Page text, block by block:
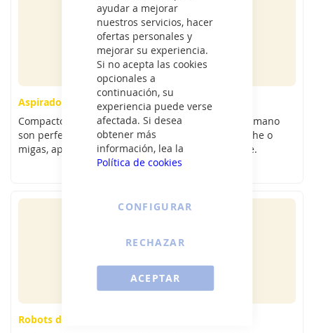
ayudar a mejorar
nuestros servicios, hacer
ofertas personales y
mejorar su experiencia.
Si no acepta las cookies
opcionales a
continuación, su
experiencia puede verse
afectada. Si desea
obtener más
información, lea la
Política de cookies
ACEPTAR
CONFIGURAR
RECHAZAR
Aspiradores de mano
Compactos, ligeros y potentes, los aspiradores de mano
son perfectos para limpiar rincones, muebles, coche o
migas, aportando rapidez y comodidad al instante.
Robots de limpieza